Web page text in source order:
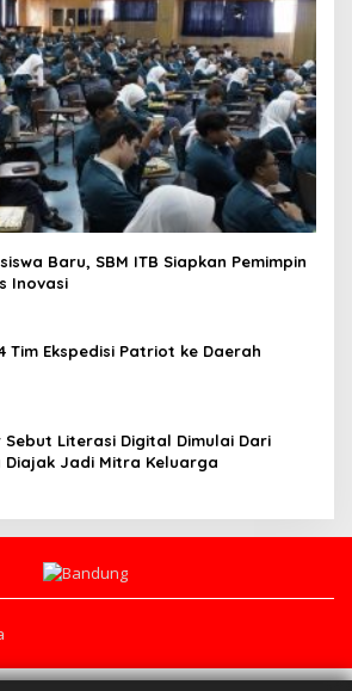
Baru, SBM ITB Siapkan Pemimpin
Inovasi
Tim Ekspedisi Patriot ke Daerah
Sebut Literasi Digital Dimulai Dari
Diajak Jadi Mitra Keluarga